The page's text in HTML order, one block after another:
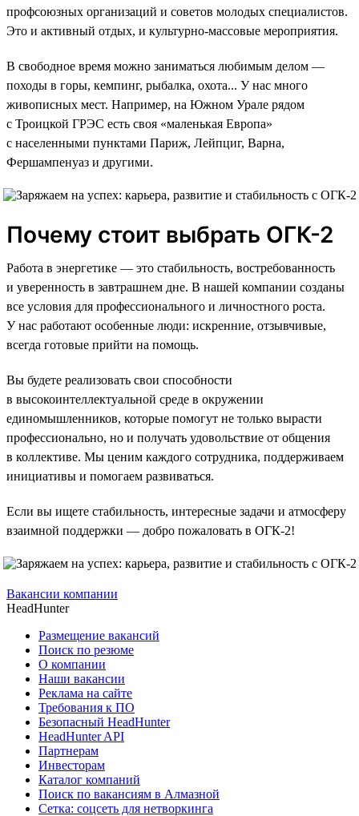
профсоюзных организаций и советов молодых специалистов.
Это и активный отдых, и культурно-массовые мероприятия.
В свободное время можно заниматься любимым делом —
походы в горы, кемпинг, рыбалка, охота... У нас много
живописных мест. Например, на Южном Урале рядом
с Троицкой ГРЭС есть своя «маленькая Европа»
с населенными пунктами Париж, Лейпциг, Варна,
Фершампенуаз и другими.
Почему стоит выбрать ОГК-2
Работа в энергетике — это стабильность, востребованность
и уверенность в завтрашнем дне. В нашей компании созданы
все условия для профессионального и личностного роста.
У нас работают особенные люди: искренние, отзывчивые,
всегда готовые прийти на помощь.
Вы будете реализовать свои способности
в высокоинтеллектуальной среде в окружении
единомышленников, которые помогут не только вырасти
профессионально, но и получать удовольствие от общения
в коллективе. Мы ценим каждого сотрудника, поддерживаем
инициативы и помогаем развиваться.
Если вы ищете стабильность, интересные задачи и атмосферу
взаимной поддержки — добро пожаловать в ОГК-2!
Вакансии компании
HeadHunter
Размещение вакансий
Поиск по резюме
О компании
Наши вакансии
Реклама на сайте
Требования к ПО
Безопасный HeadHunter
HeadHunter API
Партнерам
Инвесторам
Каталог компаний
Поиск по вакансиям в Алмазной
Сетка: соцсеть для нетворкинга